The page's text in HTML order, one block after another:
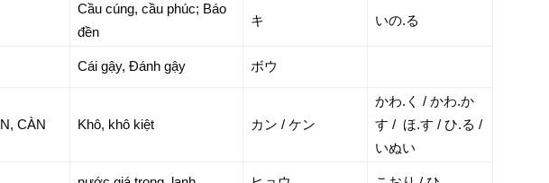
Cầu cúng, cầu phúc; Báo
đền
キ いの.る
Cái gậy, Đánh gậy ボウ
CÀN Khô, khô kiệt カン / ケン
かわ.く / かわ.か
す / ほ.す / ひ.る /
いぬい